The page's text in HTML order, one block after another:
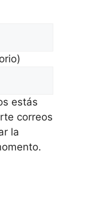
estás
correos
la